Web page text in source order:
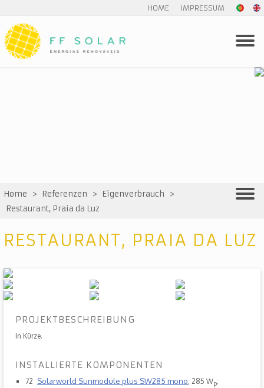
HOME IMPRESSUM
Home > Referenzen > Eigenverbrauch
>
Restaurant, Praia da Luz
RESTAURANT, PRAIA DA LUZ
PROJEKTBESCHREIBUNG
In Kürze.
INSTALLIERTE KOMPONENTEN
72 Solarworld Sunmodule plus SW285 mono, 285 Wp;